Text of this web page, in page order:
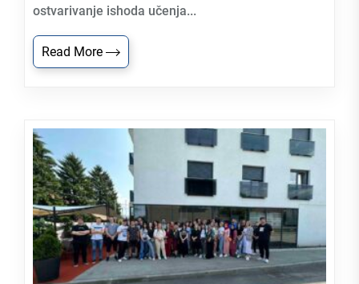
ostvarivanje ishoda učenja...
Read More